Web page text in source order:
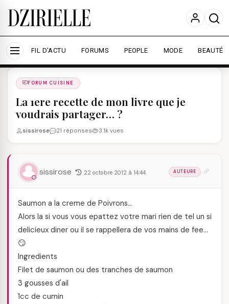
Nous utilisons des cookies pour améliorer votre
expérience et mesurer l'audience.
En savoir plus
Accepter tout Personnaliser
FIL D'ACTU FORUMS PEOPLE MODE BEAUTÉ
Forums
FORUM CUISINE
La 1ere recette de mon livre que je
voudrais partager… ?
sissirose 21 réponses 3.1k vues
sissirose 22 octobre 2012 à 14:44 AUTEURE
Saumon a la creme de Poivrons…
Alors la si vous vous epattez votre mari rien de tel un si
delicieux diner ou il se rappellera de vos mains de fee…
😏
Ingredients
Filet de saumon ou des tranches de saumon
3 gousses d'ail
1cc de cumin